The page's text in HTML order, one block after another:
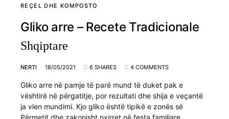
REÇEL DHE KOMPOSTO
Gliko arre – Recete Tradicionale
Shqiptare
NERTI 18/05/2021 6 SHARES 4 COMMENTS
Gliko arre në pamje të parë mund të duket pak e
vështirë në përgatitje, por rezultati dhe shija e veçantë
ja vlen mundimi. Kjo gliko është tipikë e zonës së